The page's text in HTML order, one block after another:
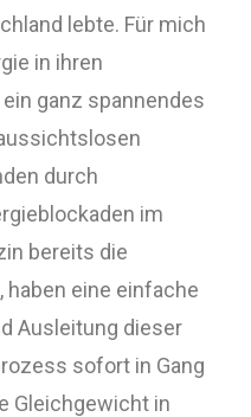
lebte. Für mich
in ihren
ganz spannendes
durch
im
bereits die
eine einfache
Ausleitung dieser
sofort in Gang
Gleichgewicht in